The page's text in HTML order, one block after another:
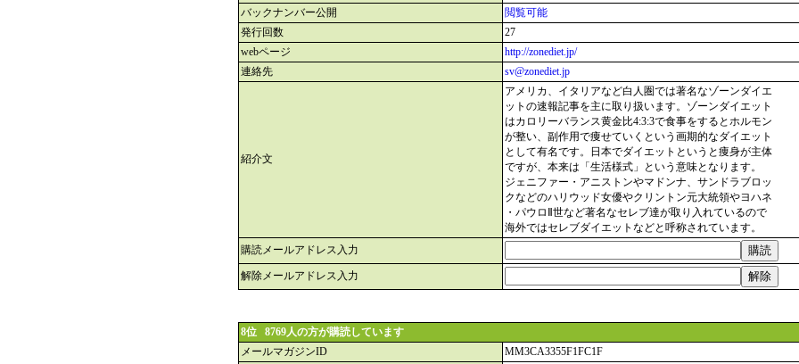
バックナンバー公開
閲覧可能
発行回数
27
webページ
http://zonediet.jp/
連絡先
sv@zonediet.jp
紹介文
アメリカ、イタリアなど白人圏では著名なゾーンダイエ
ットの速報記事を主に取り扱います。ゾーンダイエット
はカロリーバランス黄金比4:3:3で食事をするとホルモン
が整い、副作用で痩せていくという画期的なダイエット
として有名です。日本でダイエットというと痩身が主体
ですが、本来は「生活様式」という意味となります。
ジェニファー・アニストンやマドンナ、サンドラブロッ
クなどのハリウッド女優やクリントン元大統領やヨハネ
・パウロⅡ世など著名なセレブ達が取り入れているので
海外ではセレブダイエットなどと呼称されています。
購読メールアドレス入力
解除メールアドレス入力
8位 8769人の方が購読しています
メールマガジンID
MM3CA3355F1FC1F